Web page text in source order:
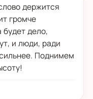
держится
громче
будет дело,
и люди, ради
Поднимем